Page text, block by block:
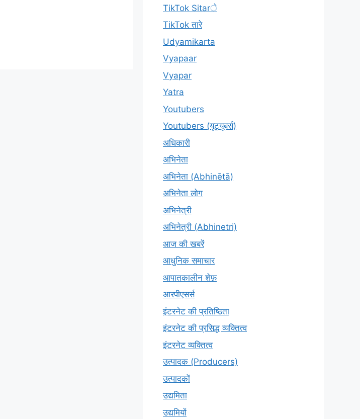
TikTok Sitarे
TikTok तारे
Udyamikarta
Vyapaar
Vyapar
Yatra
Youtubers
Youtubers (यूट्यूबर्स)
अधिकारी
अभिनेता
अभिनेता (Abhinētā)
अभिनेता लोग
अभिनेत्री
अभिनेत्री (Abhinetri)
आज की खबरें
आधुनिक समाचार
आपातकालीन शेफ़
आरपीएसर्स
इंटरनेट की प्रतिष्ठिता
इंटरनेट की प्रसिद्ध व्यक्तित्व
इंटरनेट व्यक्तित्व
उत्पादक (Producers)
उत्पादकों
उद्यमिता
उद्यमियों